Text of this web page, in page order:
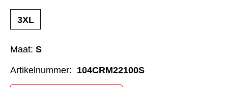
Maat: S
3XL
Artikelnummer: 104CRM22100S